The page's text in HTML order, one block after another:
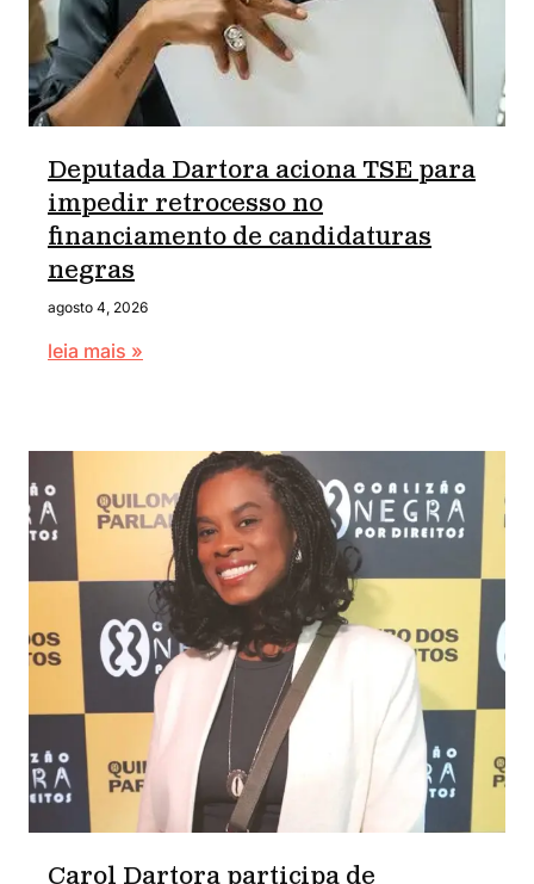
Deputada Dartora aciona TSE para
impedir retrocesso no
financiamento de candidaturas
negras
agosto 4, 2026
leia mais »
Carol Dartora participa de